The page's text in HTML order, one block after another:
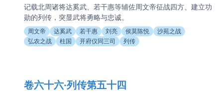
记载北周诸将达奚武、若干惠等辅佐周文帝征战四方、建立功
勋的列传，突显武将勇略与忠诚。
周文帝 达奚武 若干惠 刘亮 侯莫陈悦
沙苑之战
弘农之战
柱国 开府仪同三司 列传
卷六十六·列传第五十四